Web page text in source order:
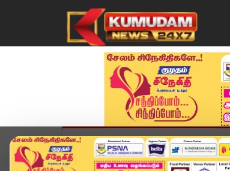
முகப்பு விளையாட்டு அண்மை